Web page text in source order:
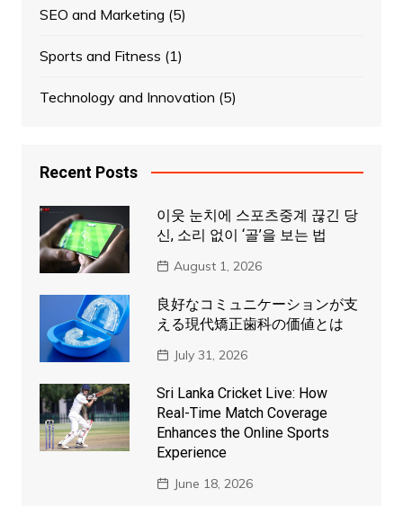
SEO and Marketing (5)
Sports and Fitness (1)
Technology and Innovation (5)
Recent Posts
이웃 눈치에 스포츠중계 끊긴 당
신, 소리 없이 ‘골’을 보는 법
August 1, 2026
良好なコミュニケーションが支
える現代矯正歯科の価値とは
July 31, 2026
Sri Lanka Cricket Live: How
Real-Time Match Coverage
Enhances the Online Sports
Experience
June 18, 2026